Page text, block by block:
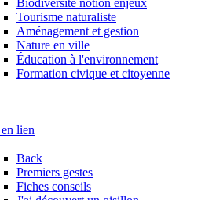
Biodiversité notion enjeux
Tourisme naturaliste
Aménagement et gestion
Nature en ville
Éducation à l'environnement
Formation civique et citoyenne
lien
Back
Premiers gestes
Fiches conseils